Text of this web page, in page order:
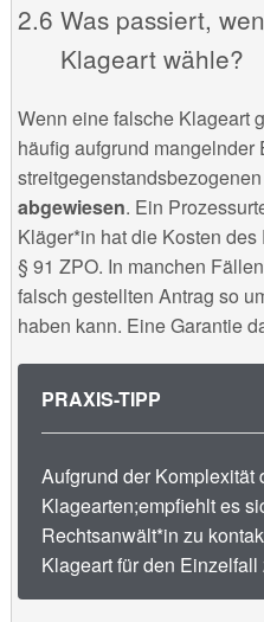
Was passiert,
Klageart wähle?
Wenn eine falsche Klageart
häufig aufgrund mangelnder
abgewiesen. Ein
Kläger*in hat die Kosten
§ 91 ZPO. In manchen
falsch gestellten Antrag so
haben kann. Eine Garantie
PRAXIS-TIPP
Aufgrund der Komplexität
Klagearten;empfiehlt es
Rechtsanwält*in zu
Klageart für den Einzelfall